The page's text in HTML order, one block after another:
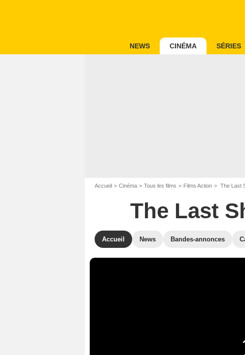
NEWS CINÉMA SÉRIES
Accueil Cinéma Tous les films Films Action The Last
The Last
Accueil News Bandes-annonces